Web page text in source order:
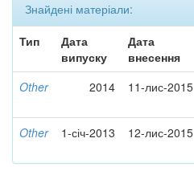
Знайдені матеріали:
Тип
Дата
випуску
Дата
внесення
Other 2014 11-лис-2015
Other 1-січ-2013 12-лис-2015